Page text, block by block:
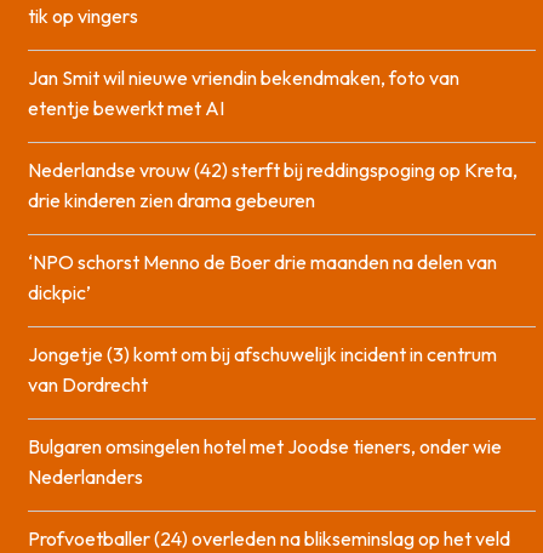
tik op vingers
Jan Smit wil nieuwe vriendin bekendmaken, foto van
etentje bewerkt met AI
Nederlandse vrouw (42) sterft bij reddingspoging op Kreta,
drie kinderen zien drama gebeuren
‘NPO schorst Menno de Boer drie maanden na delen van
dickpic’
Jongetje (3) komt om bij afschuwelijk incident in centrum
van Dordrecht
Bulgaren omsingelen hotel met Joodse tieners, onder wie
Nederlanders
Profvoetballer (24) overleden na blikseminslag op het veld